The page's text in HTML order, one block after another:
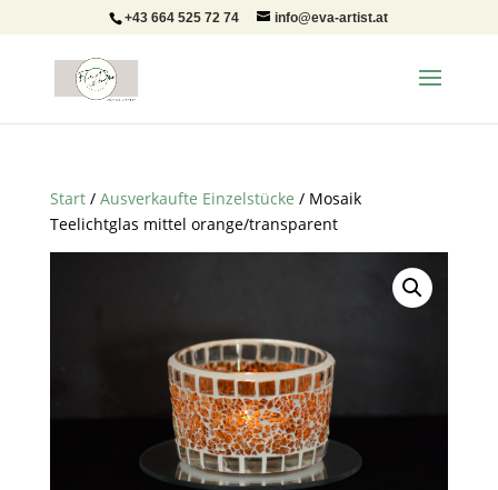
+43 664 525 72 74 info@eva-artist.at
Start/ Ausverkaufte Einzelstücke / Mosaik
Teelichtglas mittel orange/transparent